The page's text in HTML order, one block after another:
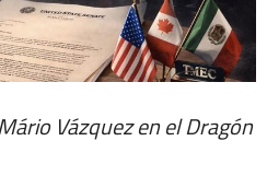
Vázquez en el Dragón